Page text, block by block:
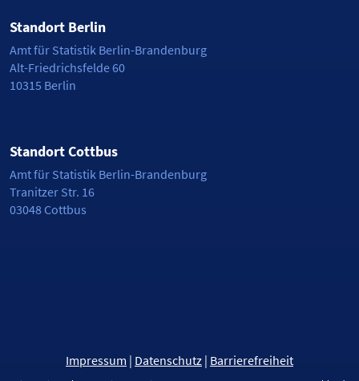
Standort Berlin
Amt für Statistik Berlin-Brandenburg
Alt-Friedrichsfelde 60
10315 Berlin
Standort Cottbus
Amt für Statistik Berlin-Brandenburg
Tranitzer Str. 16
03048 Cottbus
Impressum | Datenschutz | Barrierefreiheit